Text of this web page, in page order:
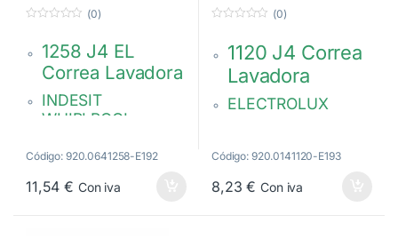
e
5
(0)
1258 J4 EL
Correa Lavadora
INDESIT
WHIRLPOOL
POLY. V 4 PJE 1258
C00055042
Código: 920.0641258-E192
11,54€ Con iva
5
(0)
1120 J4 Correa
Lavadora
ELECTROLUX
HUTCHINSON
POLY V 1120 PJ
6781541997
Código: 920.0141120-E193
8,23€ Con iva